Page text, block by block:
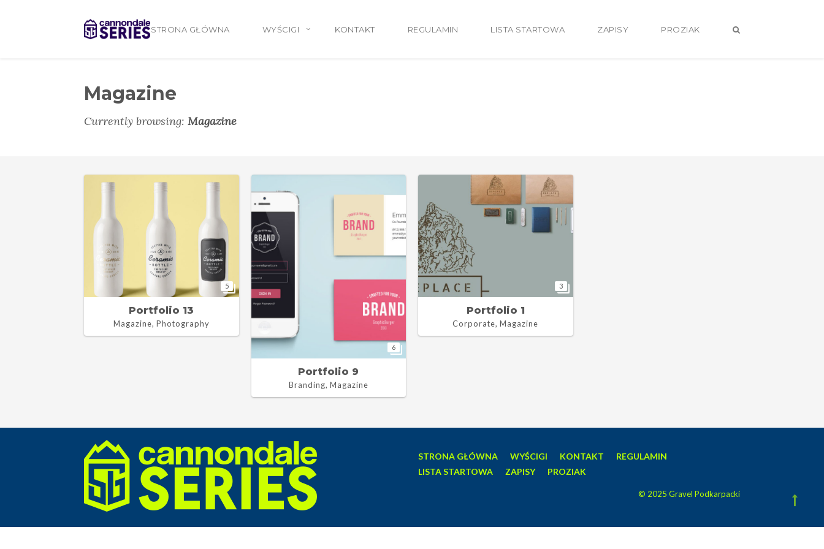
STRONA GŁÓWNA WYŚCIGI KONTAKT REGULAMIN LISTA STARTOWA ZAPISY PROZIAK
Magazine
Currently browsing: Magazine
5
Portfolio 13
Magazine, Photography
6
Portfolio 9
Branding, Magazine
3
Portfolio 1
Corporate, Magazine
STRONA GŁÓWNA WYŚCIGI KONTAKT
REGULAMIN
LISTA STARTOWA
ZAPISY PROZIAK
© 2025 Gravel Podkarpacki